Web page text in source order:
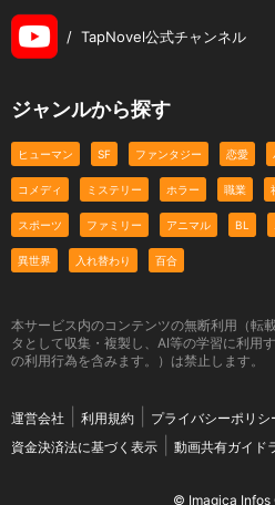
/ TapNovel公式チャンネル
ジャンルから探す
ヒューマン SF ファンタジー 恋愛
コメディ ミステリー ホラー 職業
スポーツ ファミリー アニマル BL
異世界 入れ替わり 百合
本サービス内のコンテンツの無断利用（転
タとして収集・複製し、AI等の学習に利用
の利用行為を含みます。）は禁止します。
運営会社 利用規約 プライバシーポリシ
資金決済法に基づく表示
動画共有ガイド
© Imagica Infos